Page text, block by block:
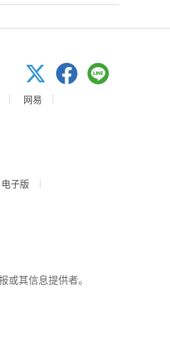
网易
子版
其信息提供者。